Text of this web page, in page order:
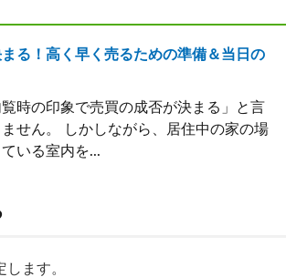
る！高く早く売るための準備＆当日の
時の印象で売買の成否が決まる」と言
せん。 しかしながら、居住中の家の場
いる室内を...
ます。